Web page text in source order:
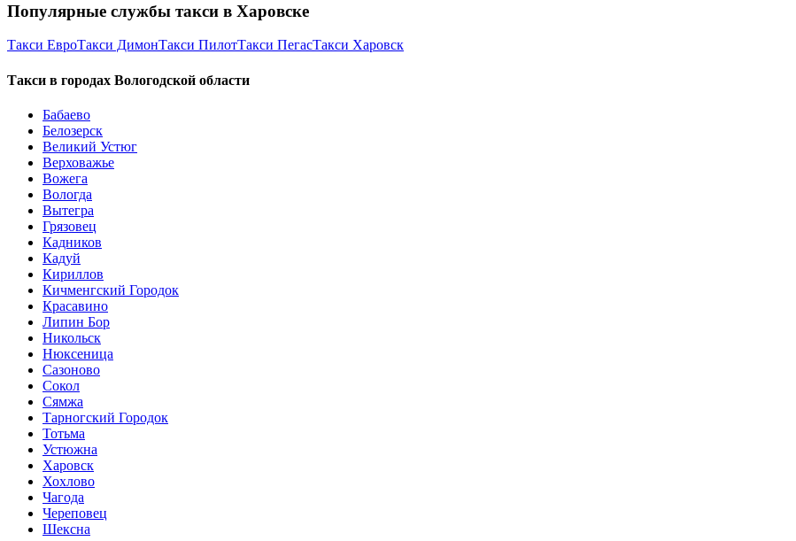
Популярные службы такси в Харовске
Такси ЕвроТакси ДимонТакси ПилотТакси ПегасТакси Харовск
Такси в городах Вологодской области
Бабаево
Белозерск
Великий Устюг
Верховажье
Вожега
Вологда
Вытегра
Грязовец
Кадников
Кадуй
Кириллов
Кичменгский Городок
Красавино
Липин Бор
Никольск
Нюксеница
Сазоново
Сокол
Сямжа
Тарногский Городок
Тотьма
Устюжна
Харовск
Хохлово
Чагода
Череповец
Шексна